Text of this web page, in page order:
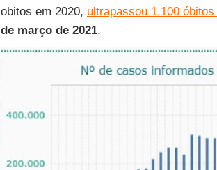
obitos em 2020, ultrapassou 1.100
de março de 2021.